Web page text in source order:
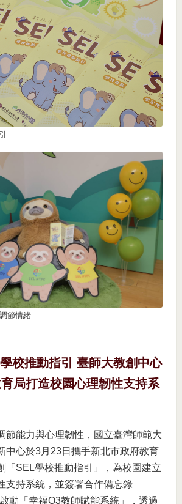
節情緒
校推動指引 臺師大教創中心
局打造校園心理韌性支持系
節能力與心理韌性，國立臺灣師範大
中心於3月23日攜手新北市政府教育
「SEL學校推動指引」，為校園建立
支持系統，並簽署合作備忘錄
動「幸福O3教師賦能系統」，透過